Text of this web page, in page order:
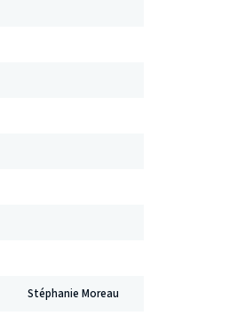
Stéphanie Moreau